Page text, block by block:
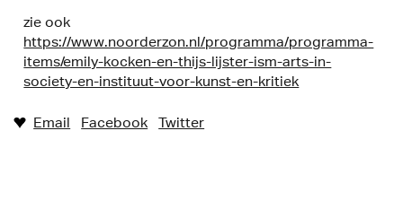
zie ook
https://www.noorderzon.nl/programma/programma-
items/emily-kocken-en-thijs-lijster-ism-arts-in-
society-en-instituut-voor-kunst-en-kritiek
♥︎ Email Facebook Twitter